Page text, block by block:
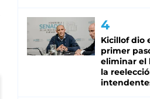
Kicillof dio
primer
eliminar el
la